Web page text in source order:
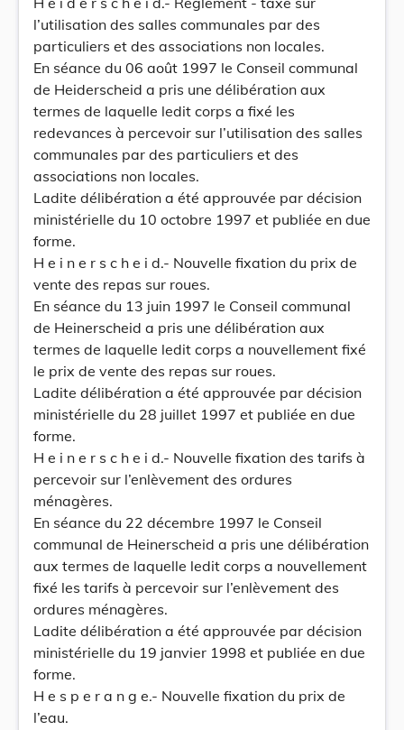
l’utilisation des salles communales par des
particuliers et des associations non locales.
En séance du 06 août 1997 le Conseil communal
de Heiderscheid a pris une délibération aux
termes de laquelle ledit corps a fixé les
redevances à percevoir sur l’utilisation des salles
communales par des particuliers et des
associations non locales.
Ladite délibération a été approuvée par décision
ministérielle du 10 octobre 1997 et publiée en due
forme.
H e i n e r s c h e i d.- Nouvelle fixation du prix de
vente des repas sur roues.
En séance du 13 juin 1997 le Conseil communal
de Heinerscheid a pris une délibération aux
termes de laquelle ledit corps a nouvellement fixé
le prix de vente des repas sur roues.
Ladite délibération a été approuvée par décision
ministérielle du 28 juillet 1997 et publiée en due
forme.
H e i n e r s c h e i d.- Nouvelle fixation des tarifs à
percevoir sur l’enlèvement des ordures
ménagères.
En séance du 22 décembre 1997 le Conseil
communal de Heinerscheid a pris une délibération
aux termes de laquelle ledit corps a nouvellement
fixé les tarifs à percevoir sur l’enlèvement des
ordures ménagères.
Ladite délibération a été approuvée par décision
ministérielle du 19 janvier 1998 et publiée en due
forme.
H e s p e r a n g e.- Nouvelle fixation du prix de
l’eau.